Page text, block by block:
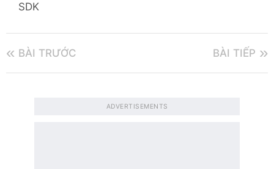
SDK
BÀI TRƯỚC BÀI TIẾP
ADVERTISEMENTS